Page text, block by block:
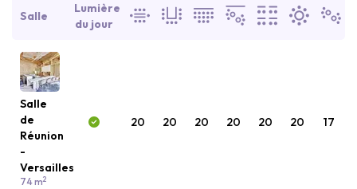
Salle
Lumière
du jour
Salle
de
Réunion
-
Versailles
74 m2
20 20 20 20 20 20 17